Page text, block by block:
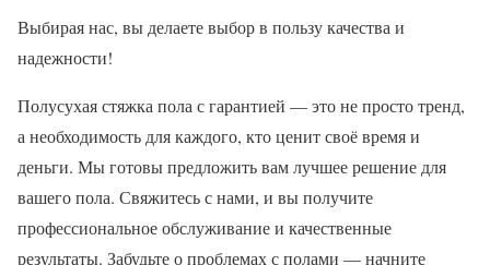
Выбирая нас, вы делаете выбор в пользу качества и
надежности!
Полусухая стяжка пола с гарантией — это не просто тренд,
а необходимость для каждого, кто ценит своё время и
деньги. Мы готовы предложить вам лучшее решение для
вашего пола. Свяжитесь с нами, и вы получите
профессиональное обслуживание и качественные
результаты. Забудьте о проблемах с полами — начните